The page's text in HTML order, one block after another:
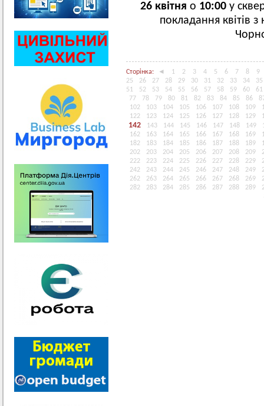
26 квітня о 10:00у
покладання квітів з
Сторінка: ◄ 1 2 3 4 5 6 7 8
9
25
26 27 28 29 30 31 32 33 34
35
51
52 53 54 55 56 57 58 59 60
61
77
78 79 80 81 82 83 84 85 86
102
103 104 105 106 107 108 109
122
123 124 125 126 127 128 129
142 143 144 145 146 147 148 149
162
163 164 165 166 167 168 169
182
183 184 185 186 187 188 189
202
203 204 205 206 207 208 209
222
223 224 225 226 227 228 229
242
243 244 245 246 247 248 249
262
263 264 265 266 267 268 269
282
283 284 285 286 287 288 289